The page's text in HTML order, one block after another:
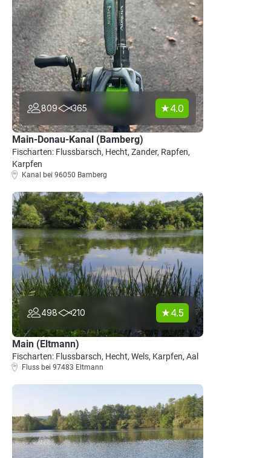
809 365 4.0
Main-Donau-Kanal (Bamberg)
Fischarten: Flussbarsch, Hecht, Zander, Rapfen,
Karpfen
Kanal bei 96050 Bamberg
498 210 4.5
Main (Eltmann)
Fischarten: Flussbarsch, Hecht, Wels, Karpfen, Aal
Fluss bei 97483 Eltmann